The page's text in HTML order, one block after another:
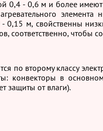
0,4 - 0,6 м и более
элемента
м, свойственны
соответственно, чтобы
по второму классу
конвекторы в
защиты от влаги).